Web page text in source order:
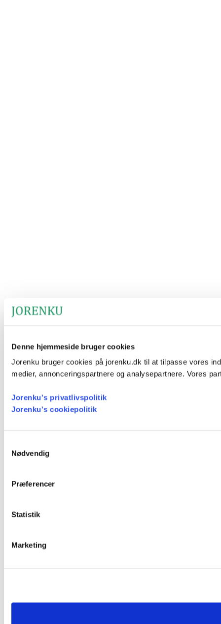
Denne hjemmeside bruger cookies
Jorenku bruger cookies på jorenku.dk til at tilpasse vores
medier, annonceringspartnere og analysepartnere. Vores
Jorenku's privatlivspolitik
Jorenku's cookiepolitik
Nødvendig
Præferencer
Statistik
Marketing